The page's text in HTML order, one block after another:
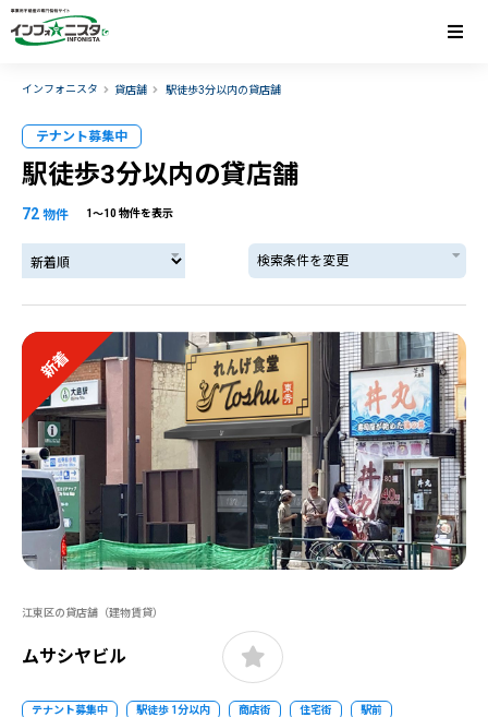
インフォニスタ 貸店舗 駅徒歩3分以内の貸店舗
テナント募集中
駅徒歩3分以内の貸店舗
72 物件 1〜10 物件を表示
検索条件を変更
新着
江東区の貸店舗（建物賃貸）
ムサシヤビル
テナント募集中 駅徒歩 1分以内 商店街 住宅街 駅前